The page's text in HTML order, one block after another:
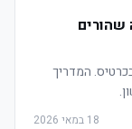
שהורים
המדריך
18 במאי 2026